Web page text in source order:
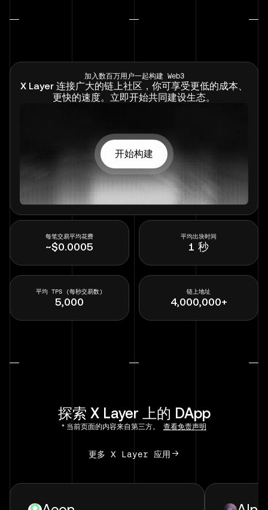
加入数百万用户一起构建 Web3
X Layer 连接广大的链上社区，你可享受更低的成本、
更快的速度。立即开始共同建设生态。
开始构建
每笔交易平均花费
~$0.0005
平均出块时间
1 秒
平均 TPS (每秒交易数)
5,000
链上地址
4,000,000+
探索 X Layer 上的 DApp
* 当前页面的内容来自第三方。 查看免责声明
更多 X Layer 应用